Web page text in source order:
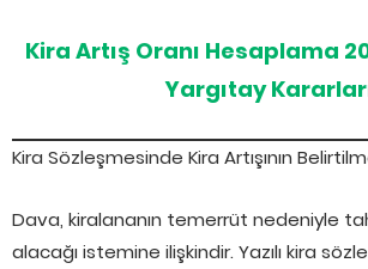
Kira Artış Oranı Hesaplama
Yargıtay
Kira Sözleşmesinde Kira Artışının
Dava, kiralananın temerrüt nedeniyle
alacağı istemine ilişkindir. Yazılı kira